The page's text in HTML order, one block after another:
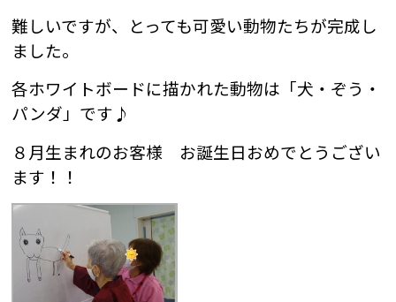
難しいですが、とっても可愛い動物たちが完成し
ました。
各ホワイトボードに描かれた動物は「犬・ぞう・
パンダ」です♪
８月生まれのお客様 お誕生日おめでとうござい
ます！！